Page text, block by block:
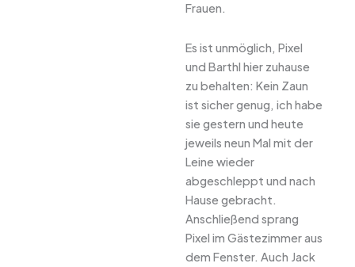
Frauen.
Es ist unmöglich, Pixel
und Barthl hier zuhause
zu behalten: Kein Zaun
ist sicher genug, ich habe
sie gestern und heute
jeweils neun Mal mit der
Leine wieder
abgeschleppt und nach
Hause gebracht.
Anschließend sprang
Pixel im Gästezimmer aus
dem Fenster. Auch Jack